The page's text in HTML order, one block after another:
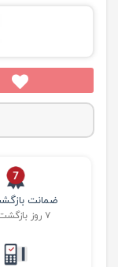
ضمانت
۷ روز بازگشت کالا